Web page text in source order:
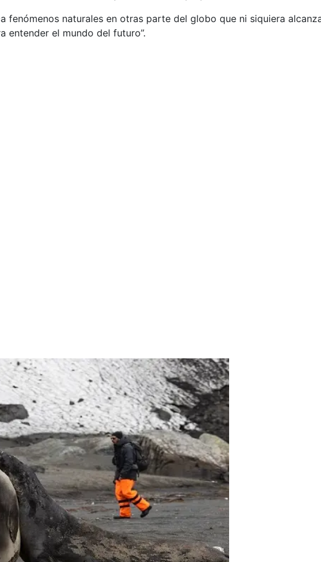
fenómenos naturales en otras parte del globo que ni siquiera
entender el mundo del futuro”.